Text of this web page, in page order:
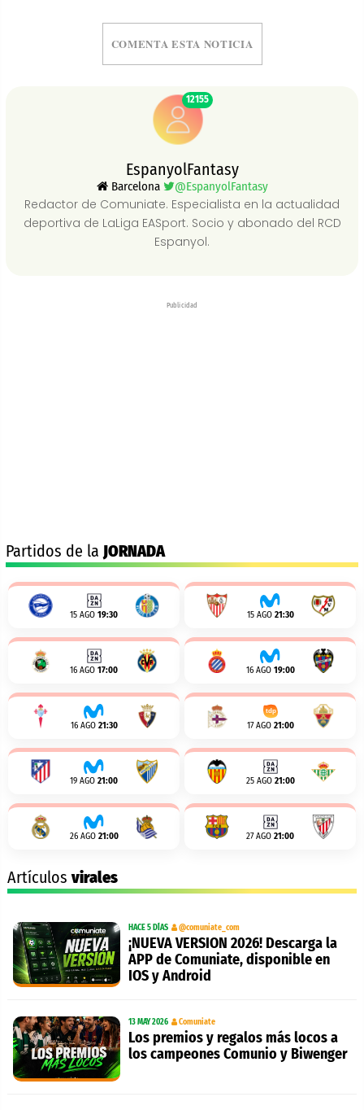
COMENTA ESTA NOTICIA
12155
EspanyolFantasy
Barcelona @EspanyolFantasy
Redactor de Comuniate. Especialista en la actualidad
deportiva de LaLiga EASport. Socio y abonado del RCD
Espanyol.
Publicidad
Partidos de la JORNADA
15 AGO 19:30 15 AGO 21:30
16 AGO 17:00 16 AGO 19:00
16 AGO 21:30 17 AGO 21:00
19 AGO 21:00 25 AGO 21:00
26 AGO 21:00 27 AGO 21:00
Artículosvirales
HACE 5 DÍAS @comuniate_com
¡NUEVA VERSION 2026! Descarga la
APP de Comuniate, disponible en
IOS y Android
13 MAY 2026 Comuniate
Los premios y regalos más locos a
los campeones Comunio y Biwenger